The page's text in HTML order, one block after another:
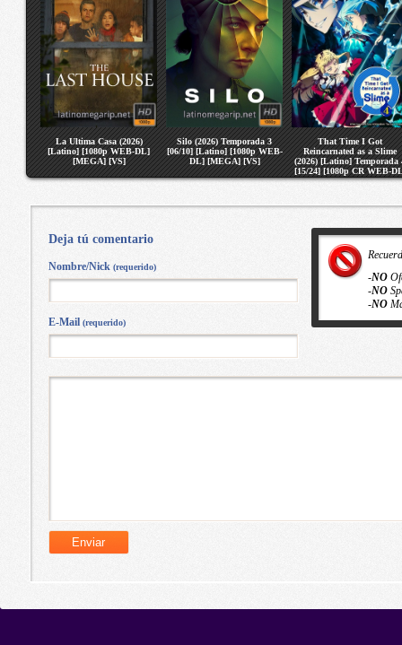
La Ultima Casa (2026)
[Latino] [1080p WEB-DL]
[MEGA] [VS]
Silo (2026) Temporada 3
[06/10] [Latino] [1080p WEB-
DL] [MEGA] [VS]
That Time I Got
Reincarnated as a Slime
(2026) [Latino] Temporada
[15/24] [1080p CR WEB-
[MEGA] [VS]
-NO
-NO
-NO
Deja tú comentario
Nombre/Nick (requerido)
E-Mail (requerido)